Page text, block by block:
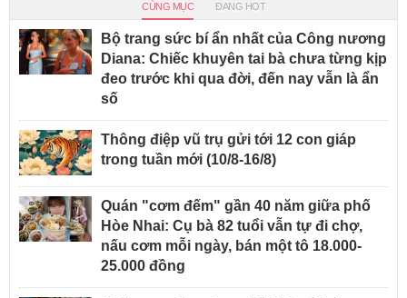
CÙNG MỤC ĐANG HOT
Bộ trang sức bí ẩn nhất của Công nương
Diana: Chiếc khuyên tai bà chưa từng kịp
đeo trước khi qua đời, đến nay vẫn là ẩn
số
Thông điệp vũ trụ gửi tới 12 con giáp
trong tuần mới (10/8-16/8)
Quán "cơm đếm" gần 40 năm giữa phố
Hòe Nhai: Cụ bà 82 tuổi vẫn tự đi chợ,
nấu cơm mỗi ngày, bán một tô 18.000-
25.000 đồng